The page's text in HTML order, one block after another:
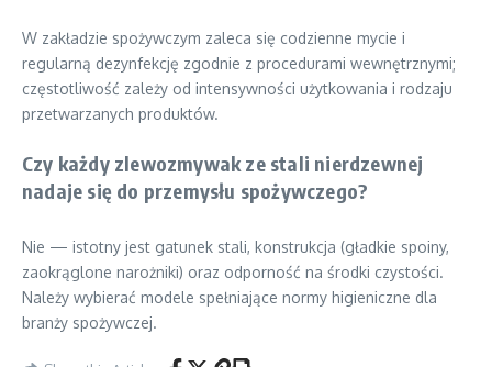
W zakładzie spożywczym zaleca się codzienne mycie i
regularną dezynfekcję zgodnie z procedurami wewnętrznymi;
częstotliwość zależy od intensywności użytkowania i rodzaju
przetwarzanych produktów.
Czy każdy zlewozmywak ze stali nierdzewnej
nadaje się do przemysłu spożywczego?
Nie — istotny jest gatunek stali, konstrukcja (gładkie spoiny,
zaokrąglone narożniki) oraz odporność na środki czystości.
Należy wybierać modele spełniające normy higieniczne dla
branży spożywczej.